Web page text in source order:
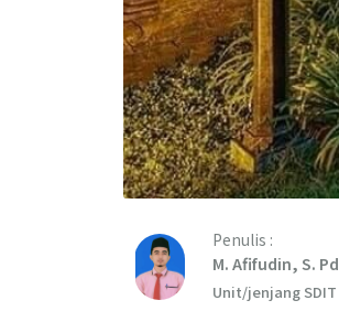
Penulis :
M. Afifudin, S. Pd
Unit/jenjang SDIT